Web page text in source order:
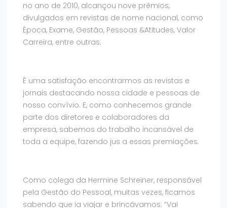
no ano de 2010, alcançou nove prêmios,
divulgados em revistas de nome nacional, como
Época, Exame, Gestão, Pessoas &Atitudes, Valor
Carreira, entre outras.
É uma satisfação encontrarmos as revistas e
jornais destacando nossa cidade e pessoas de
nosso convívio. E, como conhecemos grande
parte dos diretores e colaboradores da
empresa, sabemos do trabalho incansável de
toda a equipe, fazendo jus a essas premiações.
Como colega da Hermine Schreiner, responsável
pela Gestão do Pessoal, muitas vezes, ficamos
sabendo que ia viajar e brincávamos: “Vai